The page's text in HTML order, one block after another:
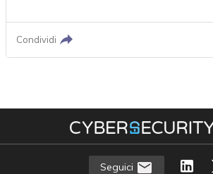
Condividi
Seguici